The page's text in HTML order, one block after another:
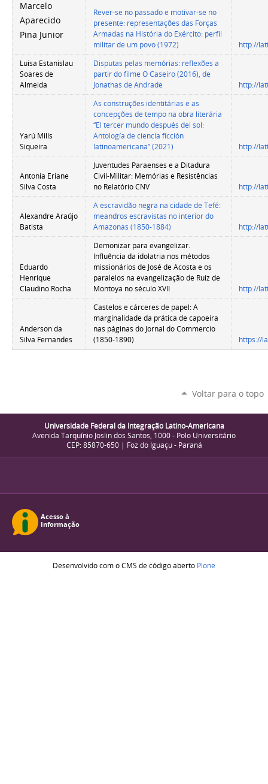
Marcelo
Aparecido
Pina Junior
Rever-se no passado e motivar-se no
presente: representações das Forças
Armadas na História do Exército: perfil
militar de um povo (1972)
http://
Luisa Estanislau
Soares de
Almeida
Disputas pelas memórias: reflexões a
partir do filme O Caseiro (2016), de
Jonathas de Andrade
http://
Yarú Mills
Siqueira
As construções identitárias e as
concepções de tempo na obra literária
“El tercer mundo después del sol:
Antología de ciencia ficción
latinoamericana”(2021) http://
Antonia Eriane
Silva Costa
Juventudes Paraenses e a Ditadura
Civil-Militar: Memórias e Resistências
no Relatório CNV
http://
Alexandre Araújo
Batista
A escravidão negra na cidade de Tefé:
meandros escravistas no interior do
Amazonas (1850-1884)
http://
Eduardo
Henrique
Claudino Rocha
Demonizar para evangelizar.
Influência da idolatria nos métodos
missionários de José de Acosta e os
paralelos na evangelização de Ruiz de
Montoya no século XVII
http://
Anderson da
Silva Fernandes
Castelos e cárceres de papel: A
marginalidade da prática de capoeira
nas páginas do Jornal do Commercio
(1850-1890)
https://
Voltar para o topo
Universidade Federal da Integração Latino-Americana
Avenida Tarquínio Joslin dos Santos, 1000 - Polo Universitário
CEP: 85870-650 | Foz do Iguaçu - Paraná
Desenvolvido com o CMS de código aberto Plone